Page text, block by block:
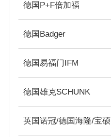
德国P+F倍加福
德国Badger
德国易福门IFM
德国雄克SCHUNK
英国诺冠/德国海隆/宝硕